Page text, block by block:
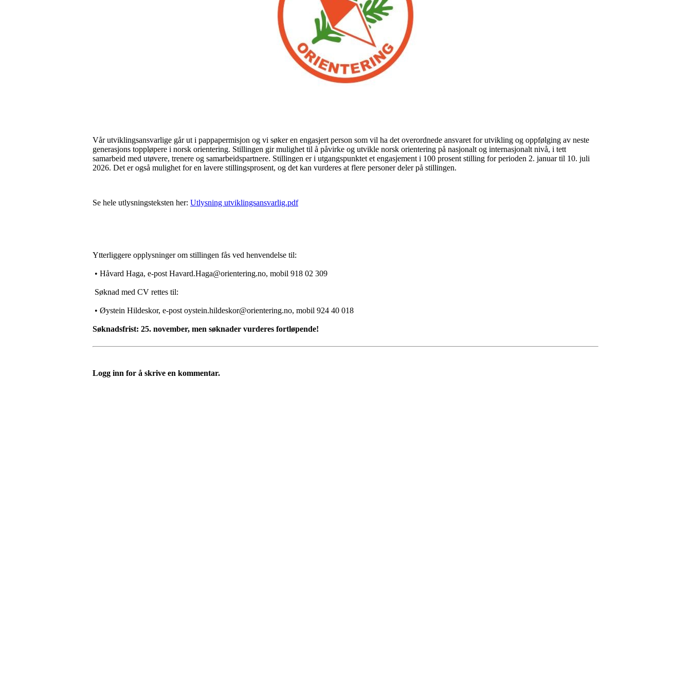
Vår utviklingsansvarlige går ut i pappapermisjon og vi søker en engasjert person som vil ha det overordnede ansvaret for utvikling og oppfølging av neste
generasjons toppløpere i norsk orientering. Stillingen gir mulighet til å påvirke og utvikle norsk orientering på nasjonalt og internasjonalt nivå, i tett
samarbeid med utøvere, trenere og samarbeidspartnere. Stillingen er i utgangspunktet et engasjement i 100 prosent stilling for perioden 2. januar til 10. juli
2026. Det er også mulighet for en lavere stillingsprosent, og det kan vurderes at flere personer deler på stillingen.
Se hele utlysningsteksten her: Utlysning utviklingsansvarlig.pdf
Ytterliggere opplysninger om stillingen fås ved henvendelse til:
• Håvard Haga, e-post Havard.Haga@orientering.no, mobil 918 02 309
Søknad med CV rettes til:
• Øystein Hildeskor, e-post oystein.hildeskor@orientering.no, mobil 924 40 018
Søknadsfrist: 25. november, men søknader vurderes fortløpende!
Logg inn for å skrive en kommentar.